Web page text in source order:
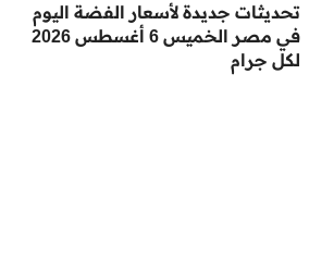
تحديثات جديدة لأسعار الفضة اليوم
في مصر الخميس 6 أغسطس 2026
لكل جرام